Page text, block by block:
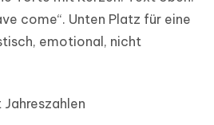
come“. Unten Platz für eine
emotional, nicht